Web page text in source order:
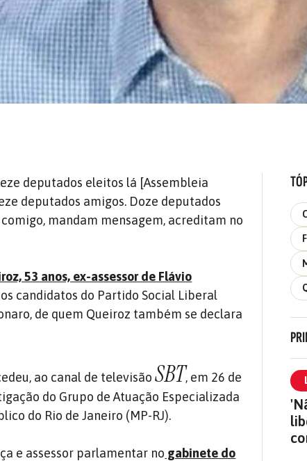
deputados eleitos lá [Assembleia
deputados amigos. Doze deputados
mandam mensagem, acreditam no
53 anos, ex-assessor de Flávio
candidatos do Partido Social Liberal
de quem Queiroz também se declara
ao canal de televisãoSBT, em 26 de
do Grupo de Atuação Especializada
do Rio de Janeiro (MP-RJ).
e assessor parlamentar no gabinete do